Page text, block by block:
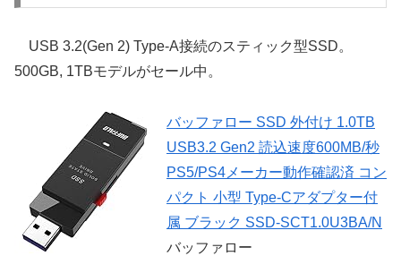
USB 3.2(Gen 2) Type-A接続のスティック型SSD。
500GB, 1TBモデルがセール中。
バッファロー SSD 外付け 1.0TB
USB3.2 Gen2 読込速度600MB/秒
PS5/PS4メーカー動作確認済 コン
パクト 小型 Type-Cアダプター付
属 ブラック SSD-SCT1.0U3BA/N
バッファロー